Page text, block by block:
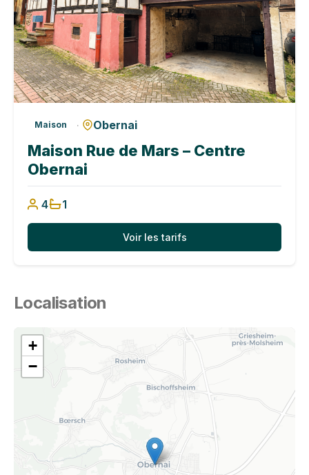
Maison · Obernai
Maison Rue de Mars – Centre
Obernai
4 1
Voir les tarifs
Localisation
+
−